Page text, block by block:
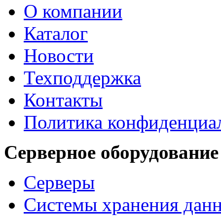
О компании
Каталог
Новости
Техподдержка
Контакты
Политика
Серверное оборудование
Серверы
Системы хранения